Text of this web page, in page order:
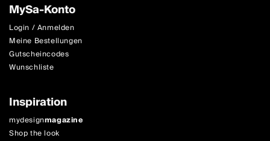
MySa-Konto
Login / Anmelden
Meine Bestellungen
Gutscheincodes
Wunschliste
Inspiration
mydesignmagazine
Shop the look